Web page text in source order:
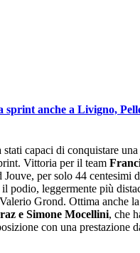
sprint anche a Livigno,
capaci di conquistare una
Vittoria per il team
Jouve, per solo 44 centesimi
podio, leggermente più
Grond. Ottima anche
e Simone Mocellini, che
con una prestazione